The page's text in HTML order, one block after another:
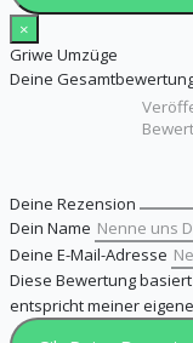
×
Griwe Umzüge
Deine
Deine Rezension
Dein Name
Deine E-Mail-Adresse
Diese Bewertung
entspricht meiner